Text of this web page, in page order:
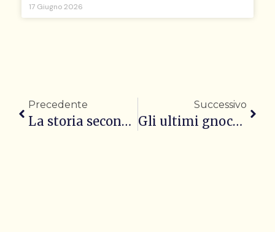
17 Giugno 2026
Precedente
La storia secondo Carlo Ginzburg
Successivo
Gli ultimi gnocchi di Pietro Catzola al Quirinale